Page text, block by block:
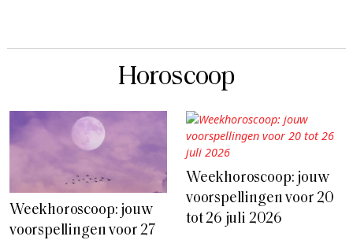
Horoscoop
Weekhoroscoop: jouw
voorspellingen voor 27
Weekhoroscoop: jouw
voorspellingen voor 20
tot 26 juli 2026